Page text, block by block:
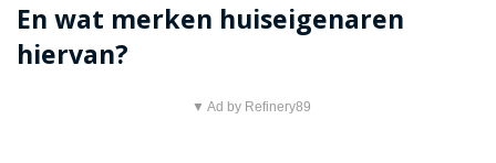
En wat merken huiseigenaren
hiervan?
▼ Ad by Refinery89